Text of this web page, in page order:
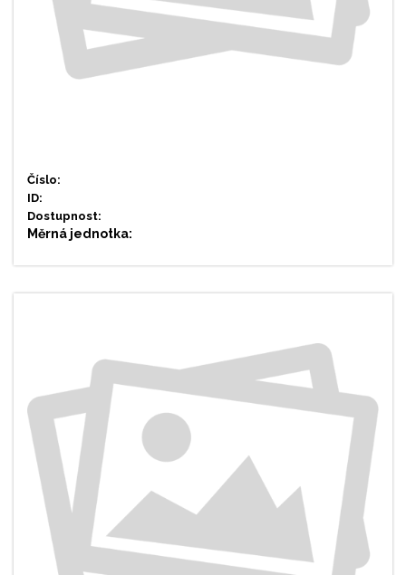
Číslo:
ID:
Dostupnost:
Měrná jednotka: